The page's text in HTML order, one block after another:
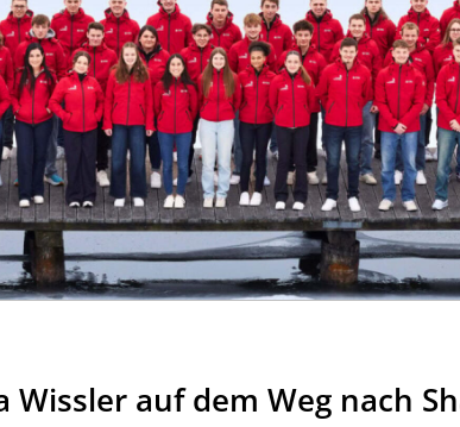
Wissler auf dem Weg nach